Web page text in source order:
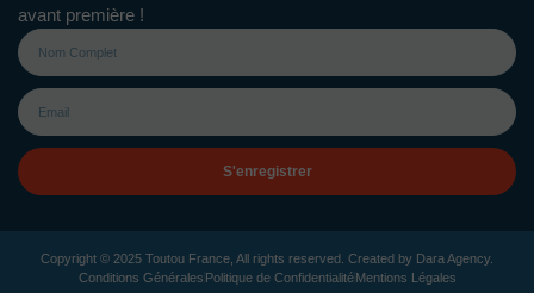
avant première !
S'enregistrer
Copyright © 2025 Toutou France, All rights reserved. Created by Dara Agency
Conditions Générales Politique de Confidentialité Mentions Légales